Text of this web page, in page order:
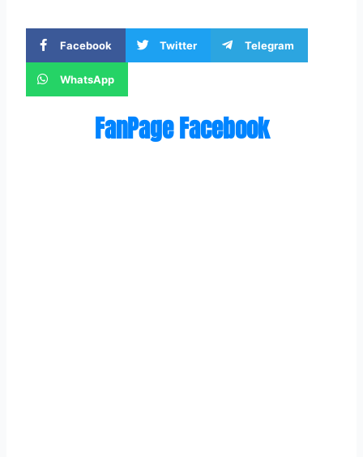
Facebook Twitter Telegram
WhatsApp
FanPage Facebook